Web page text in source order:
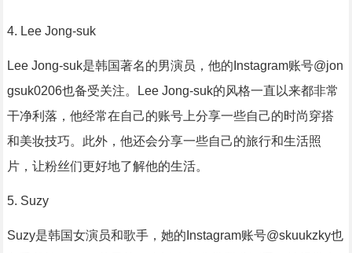
4. Lee Jong-suk
Lee Jong-suk是韩国著名的男演员，他的Instagram账号@jon
gsuk0206也备受关注。Lee Jong-suk的风格一直以来都非常
干净利落，他经常在自己的账号上分享一些自己的时尚穿搭
和美妆技巧。此外，他还会分享一些自己的旅行和生活照
片，让粉丝们更好地了解他的生活。
5. Suzy
Suzy是韩国女演员和歌手，她的Instagram账号@skuukzky也